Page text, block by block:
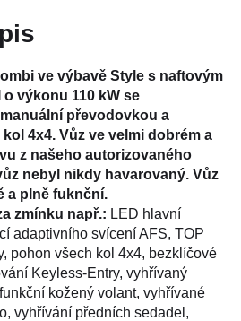
ve výbavě Style s naftovým
o výkonu 110 kW se
převodovkou a
4x4. Vůz ve velmi dobrém a
z našeho autorizovaného
nebyl nikdy havarovaný. Vůz
a plně fuknční.
zmínku např.: LED hlavní
adaptivního svícení AFS, TOP
pohon všech kol 4x4, bezklíčové
Keyless-Entry, vyhřívaný
kožený volant, vyhřívané
vyhřívání předních sedadel,